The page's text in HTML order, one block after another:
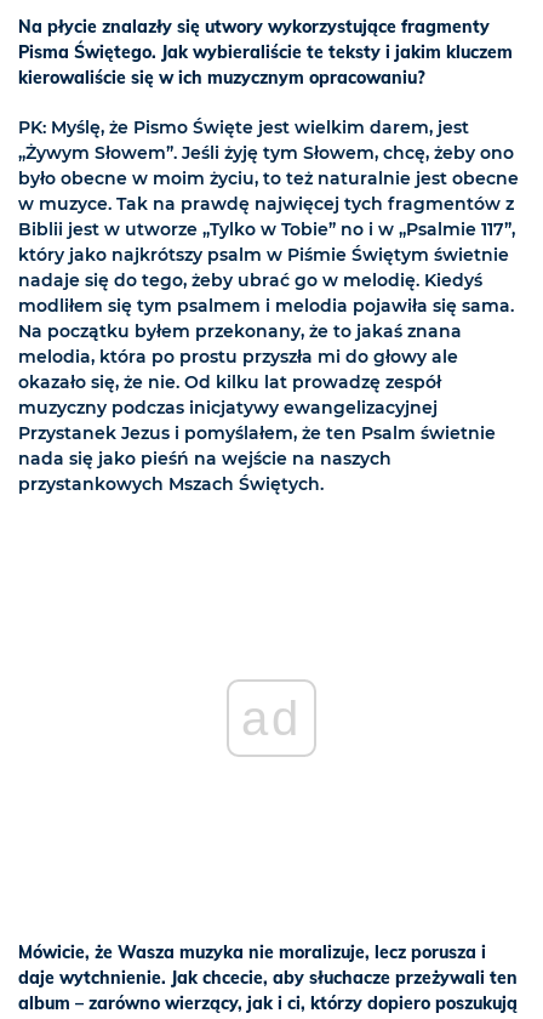
Na płycie znalazły się utwory wykorzystujące fragmenty
Pisma Świętego. Jak wybieraliście te teksty i jakim kluczem
kierowaliście się w ich muzycznym opracowaniu?
PK: Myślę, że Pismo Święte jest wielkim darem, jest
„Żywym Słowem”. Jeśli żyję tym Słowem, chcę, żeby ono
było obecne w moim życiu, to też naturalnie jest obecne
w muzyce. Tak na prawdę najwięcej tych fragmentów z
Biblii jest w utworze „Tylko w Tobie” no i w „Psalmie 117”,
który jako najkrótszy psalm w Piśmie Świętym świetnie
nadaje się do tego, żeby ubrać go w melodię. Kiedyś
modliłem się tym psalmem i melodia pojawiła się sama.
Na początku byłem przekonany, że to jakaś znana
melodia, która po prostu przyszła mi do głowy ale
okazało się, że nie. Od kilku lat prowadzę zespół
muzyczny podczas inicjatywy ewangelizacyjnej
Przystanek Jezus i pomyślałem, że ten Psalm świetnie
nada się jako pieśń na wejście na naszych
przystankowych Mszach Świętych.
ad
Mówicie, że Wasza muzyka nie moralizuje, lecz porusza i
daje wytchnienie. Jak chcecie, aby słuchacze przeżywali ten
album – zarówno wierzący, jak i ci, którzy dopiero poszukują